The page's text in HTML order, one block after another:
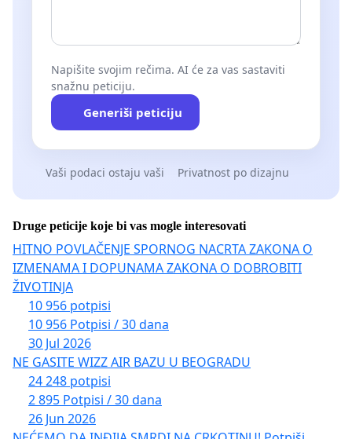
Napišite svojim rečima. AI će za vas sastaviti
snažnu peticiju.
Generiši peticiju
Vaši podaci ostaju vaši Privatnost po dizajnu
Druge peticije koje bi vas mogle interesovati
HITNO POVLAČENJE SPORNOG NACRTA ZAKONA O
IZMENAMA I DOPUNAMA ZAKONA O DOBROBITI
ŽIVOTINJA
10 956 potpisi
10 956 Potpisi / 30 dana
30 Jul 2026
NE GASITE WIZZ AIR BAZU U BEOGRADU
24 248 potpisi
2 895 Potpisi / 30 dana
26 Jun 2026